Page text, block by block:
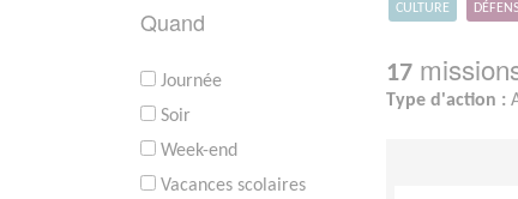
Quand
Journée
Soir
Week-end
Vacances scolaires
CULTURE
17
Type d'action :